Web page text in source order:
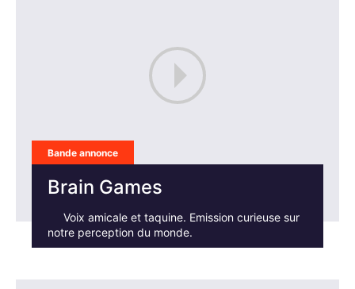
Bande annonce
Brain Games
Voix amicale et taquine. Emission curieuse sur
notre perception du monde.